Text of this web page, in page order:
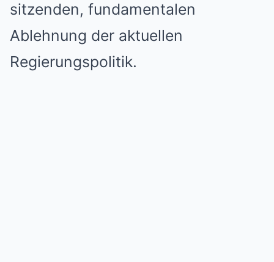
sitzenden, fundamentalen
Ablehnung der aktuellen
Regierungspolitik.